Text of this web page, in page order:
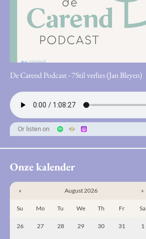
De Carend Podcast - 7Stil verlies (Jan Bleyen)
Or listen on
Onze kalender
« August 2026 »
Su Mo Tu We Th Fr Sa
26 27 28 29 30 31 1